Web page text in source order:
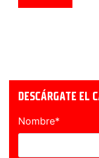
DESCÁRGATE EL
Nombre*